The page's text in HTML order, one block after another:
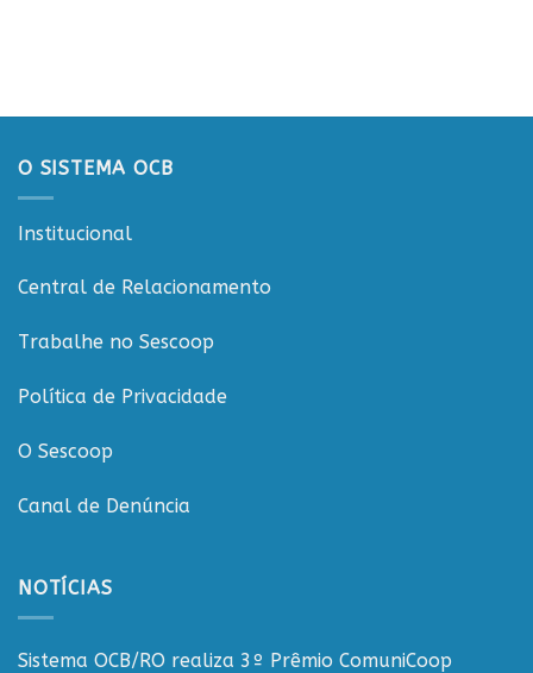
Conecta
sustentabilidade
O SISTEMA OCB
Institucional
Central de Relacionamento
Trabalhe no Sescoop
Política de Privacidade
O Sescoop
Canal de Denúncia
NOTÍCIAS
Sistema OCB/RO realiza 3º Prêmio ComuniCoop